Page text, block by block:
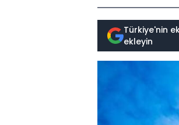
Türkiye'nin
ekleyin